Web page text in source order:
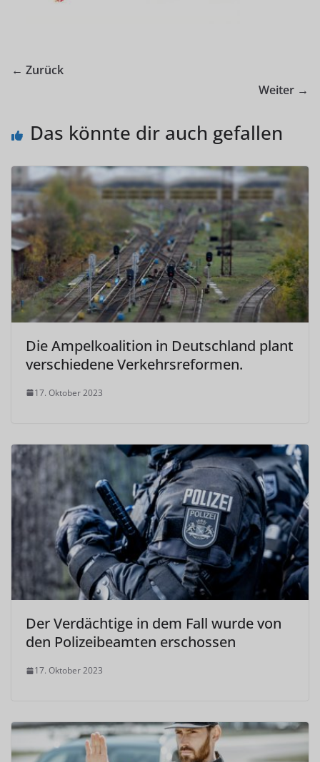
← Zurück
Weiter →
Das könnte dir auch gefallen
Die Ampelkoalition in Deutschland plant
verschiedene Verkehrsreformen.
17. Oktober 2023
Der Verdächtige in dem Fall wurde von
den Polizeibeamten erschossen
17. Oktober 2023